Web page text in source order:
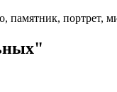
памятник, портрет,